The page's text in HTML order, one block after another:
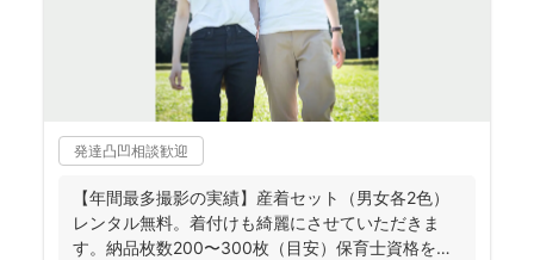
発達凸凹相談歓迎
【年間最多撮影の実績】産着セット（男女各2色）
レンタル無料。着付けも綺麗にさせていただきま
す。納品枚数200〜300枚（目安）保育士資格を持